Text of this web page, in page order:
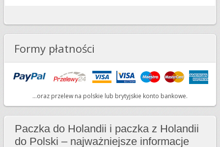
Formy płatności
...oraz przelew na polskie lub brytyjskie konto bankowe.
Paczka do Holandii i paczka z Holandii
do Polski – najważniejsze informacje